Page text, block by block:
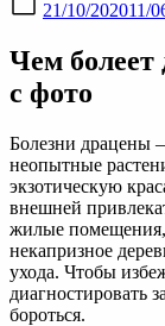
on
21/10/202011/
Чем болеет
с фото
Болезни драцены
неопытные
экзотическую
внешней
жилые
некапризное
ухода. Чтобы
диагностировать
бороться.